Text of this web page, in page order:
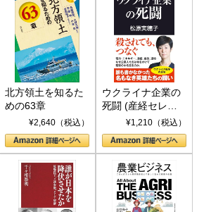
北方領土を知るた
めの63章
¥2,640（税込）
ウクライナ企業の
死闘 (産経セレク
ト S 039)¥1,210（税込）